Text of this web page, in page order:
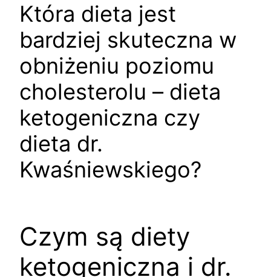
Która dieta jest
bardziej skuteczna w
obniżeniu poziomu
cholesterolu – dieta
ketogeniczna czy
dieta dr.
Kwaśniewskiego?
Czym są diety
ketogeniczna i dr.